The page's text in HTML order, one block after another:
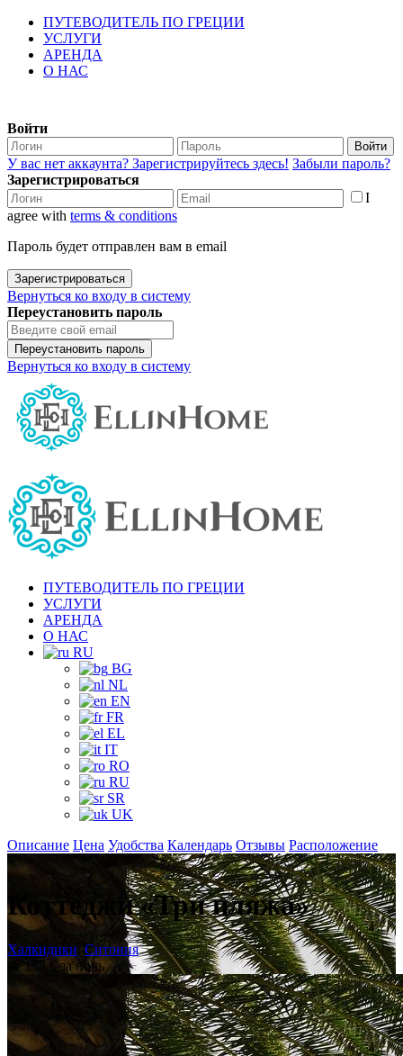
ПУТЕВОДИТЕЛЬ ПО ГРЕЦИИ
УСЛУГИ
АРЕНДА
О НАС
Войти
Войти
У вас нет аккаунта? Зарегистрируйтесь здесь! Забыли пароль?
Зарегистрироваться
I
agree with terms & conditions
Пароль будет отправлен вам в email
Зарегистрироваться
Вернуться ко входу в систему
Переустановить пароль
Переустановить пароль
Вернуться ко входу в систему
ПУТЕВОДИТЕЛЬ ПО ГРЕЦИИ
УСЛУГИ
АРЕНДА
О НАС
RU
BG
NL
EN
FR
EL
IT
RO
RU
SR
UK
Описание Цена Удобства Календарь Отзывы Расположение
Коттеджи «Три пляжа»
Халкидики Ситония
от 135 € за ночь